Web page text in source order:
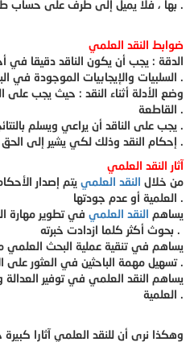
بها ، فلا يميل إلى طرف على حساب طرف آخر .
ضوابط النقد العلمي
الدقة : يجب أن يكون الناقد دقيقا في
السلبيات والإيجابيات الموجودة في البحث العلمي .
وضع الأدلة أثناء النقد : حيث يجب على
القاطعة .
يجب على الناقد أن يراعي ويسلم بالنتائج القطعية ونسبيتها .
إحكام النقد وذلك لكي يشير إلى الحق ، ويبغض الباطل .
آثار النقد العلمي
من خلال النقد العلمي يتم إصدار
العلمية أو عدم جودتها .
يساهم النقد العلمي في تطوير مهارة
بحوث أكثر كلما ازدادت خبرته .
يساهم في تنقية عملية البحث العلمي من
تسهيل مهمة الباحثين في العثور على الأبحاث الجيدة .
يساهم النقد العلمي في توفير العدالة
العلمية .
وهكذا نرى أن للنقد العلمي آثارا